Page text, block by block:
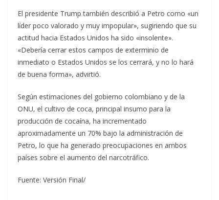
El presidente Trump también describió a Petro como «un
líder poco valorado y muy impopular», sugiriendo que su
actitud hacia Estados Unidos ha sido «insolente».
«Debería cerrar estos campos de exterminio de
inmediato o Estados Unidos se los cerrará, y no lo hará
de buena forma», advirtió.
Según estimaciones del gobierno colombiano y de la
ONU, el cultivo de coca, principal insumo para la
producción de cocaína, ha incrementado
aproximadamente un 70% bajo la administración de
Petro, lo que ha generado preocupaciones en ambos
países sobre el aumento del narcotráfico.
Fuente: Versión Final/